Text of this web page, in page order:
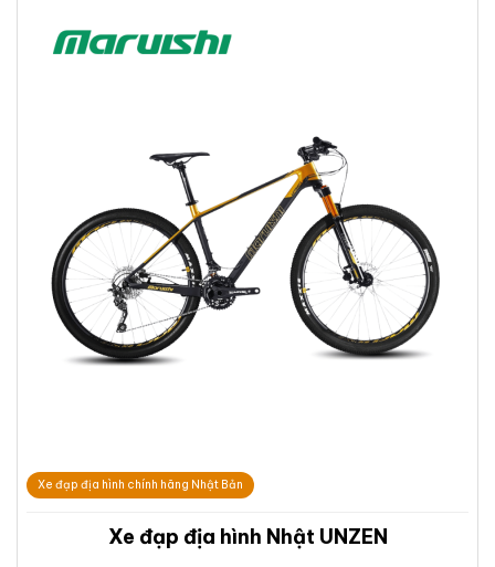
Xe đạp địa hình chính hãng Nhật Bản
Xe đạp địa hình Nhật UNZEN